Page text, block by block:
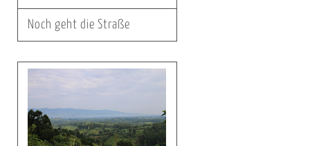
Noch geht die Straße